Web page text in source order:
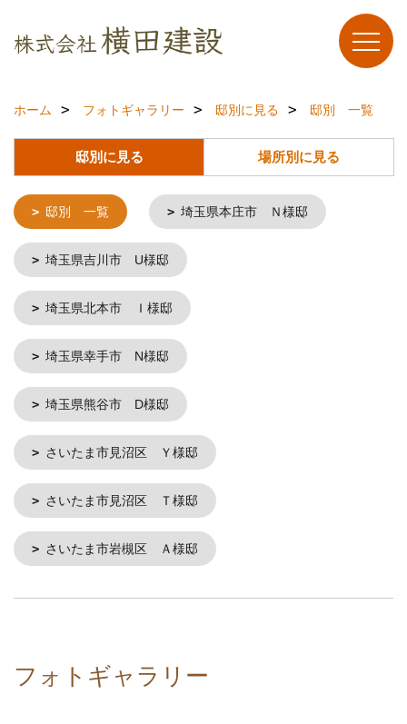
ホーム フォトギャラリー 邸別に見る 邸別 一覧
邸別に見る 場所別に見る
邸別 一覧 埼玉県本庄市 Ｎ様邸
埼玉県吉川市 U様邸
埼玉県北本市 Ｉ様邸
埼玉県幸手市 N様邸
埼玉県熊谷市 D様邸
さいたま市見沼区 Ｙ様邸
さいたま市見沼区 Ｔ様邸
さいたま市岩槻区 Ａ様邸
フォトギャラリー